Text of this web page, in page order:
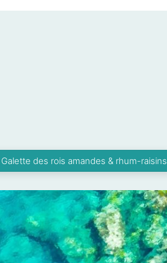
Galette des rois amandes & rhum-raisins